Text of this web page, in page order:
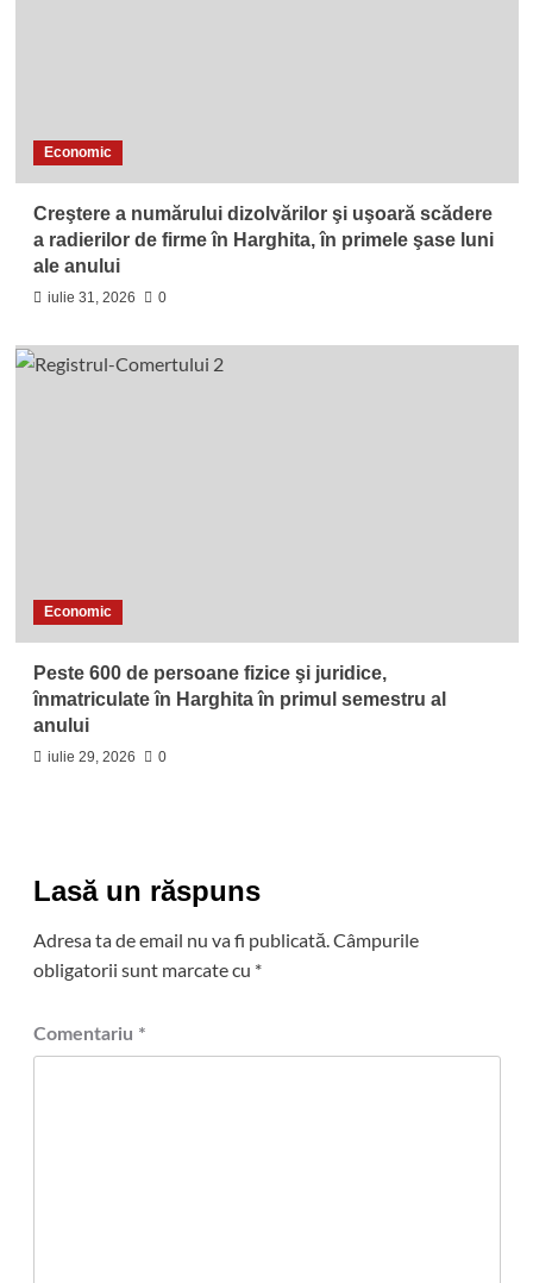
Economic
Creştere a numărului dizolvărilor şi uşoară scădere
a radierilor de firme în Harghita, în primele şase luni
ale anului
iulie 31, 2026 0
Economic
Peste 600 de persoane fizice şi juridice,
înmatriculate în Harghita în primul semestru al
anului
iulie 29, 2026 0
Lasă un răspuns
Adresa ta de email nu va fi publicată.Câmpurile
obligatorii sunt marcate cu *
Comentariu *